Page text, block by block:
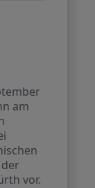
am
vor.